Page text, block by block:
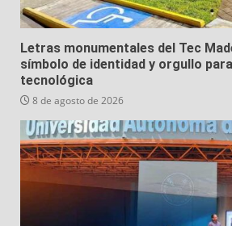
Letras monumentales del Tec
símbolo de identidad y orgullo
tecnológica
8 de agosto de 2026